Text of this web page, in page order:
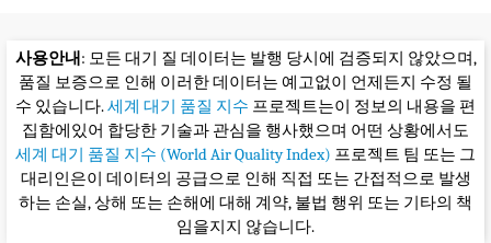
사용안내: 모든 대기 질 데이터는 발행 당시에 검증되지 않았으며,
품질 보증으로 인해 이러한 데이터는 예고없이 언제든지 수정 될
수 있습니다.세계 대기 품질 지수 프로젝트는이 정보의 내용을 편
집함에있어 합당한 기술과 관심을 행사했으며 어떤 상황에서도
세계 대기 품질 지수 (World Air Quality Index) 프로젝트 팀 또는 그
대리인은이 데이터의 공급으로 인해 직접 또는 간접적으로 발생
하는 손실, 상해 또는 손해에 대해 계약, 불법 행위 또는 기타의 책
임을지지 않습니다.